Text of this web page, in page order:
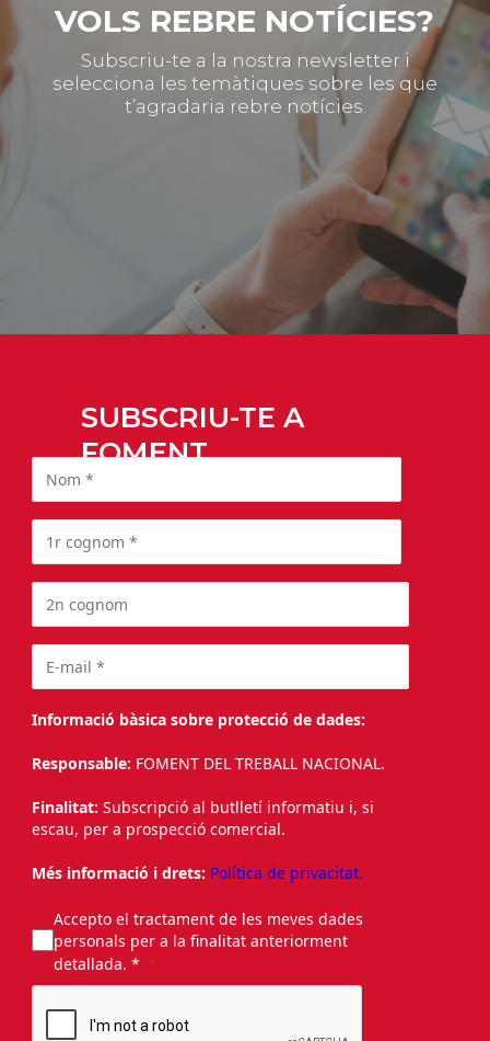
VOLS REBRE NOTÍCIES?
Subscriu-te a la nostra newsletter i
selecciona les temàtiques sobre les que
t’agradaria rebre notícies.
SUBSCRIU-TE A
FOMENT
Informació bàsica sobre protecció de dades:
Responsable: FOMENT DEL TREBALL NACIONAL.
Finalitat: Subscripció al butlletí informatiu i, si
escau, per a prospecció comercial.
Més informació i drets: Política de privacitat.
Accepto el tractament de les meves dades
personals per a la finalitat anteriorment
detallada. *